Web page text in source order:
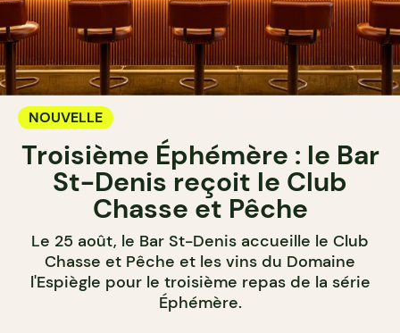
NOUVELLE
Troisième Éphémère : le Bar
St-Denis reçoit le Club
Chasse et Pêche
Le 25 août, le Bar St-Denis accueille le Club
Chasse et Pêche et les vins du Domaine
l'Espiègle pour le troisième repas de la série
Éphémère.